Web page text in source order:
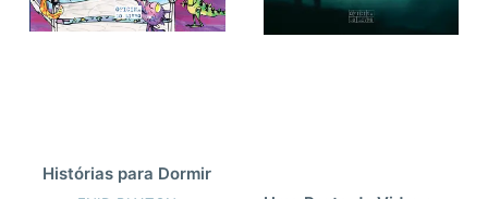
Histórias para Dormir